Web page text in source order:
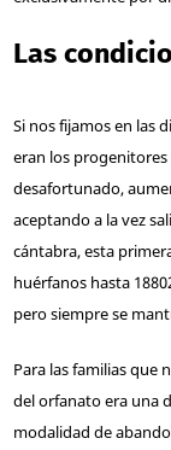
Las
Si nos fijamos en las
eran los
desafortunado,
aceptando a la vez
cántabra, esta
huérfanos hasta 1880
pero siempre se
Para las familias que
del orfanato era una
modalidad de